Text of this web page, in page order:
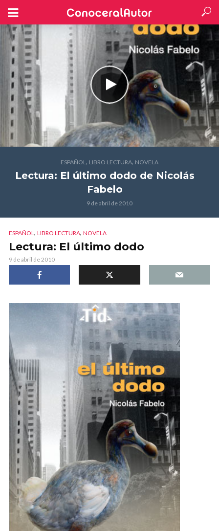
ESPAÑOL, LIBRO LECTURA, NOVELA
Lectura: El último dodo de Nicolás
Fabelo
9 de abril de 2010
ESPAÑOL, LIBRO LECTURA, NOVELA
Lectura: El último dodo
9 de abril de 2010